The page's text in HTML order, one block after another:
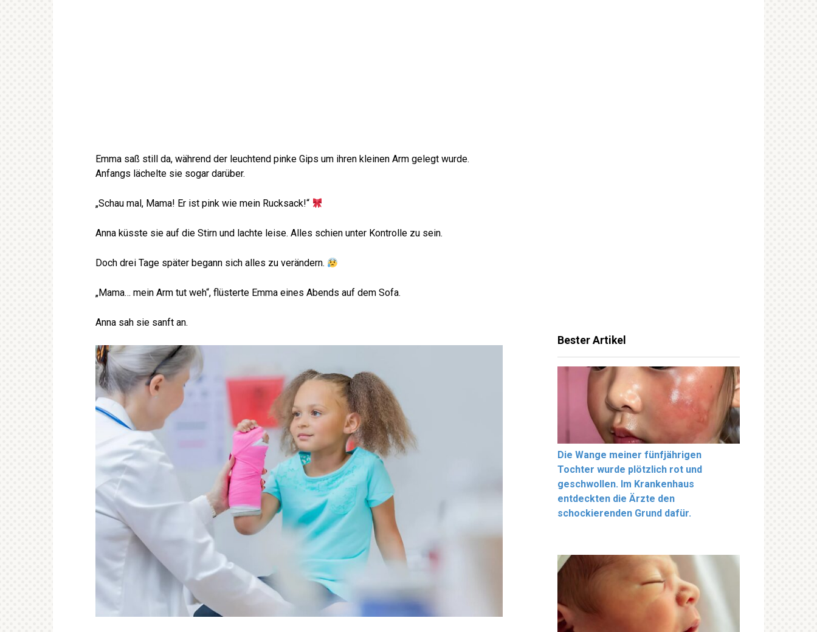
Emma saß still da, während der leuchtend pinke Gips um ihren kleinen Arm gelegt wurde.
Anfangs lächelte sie sogar darüber.
„Schau mal, Mama! Er ist pink wie mein Rucksack!“
Anna küsste sie auf die Stirn und lachte leise. Alles schien unter Kontrolle zu sein.
Doch drei Tage später begann sich alles zu verändern.
„Mama… mein Arm tut weh“, flüsterte Emma eines Abends auf dem Sofa.
Anna sah sie sanft an.
Bester Artikel
Die Wange meiner fünfjährigen
Tochter wurde plötzlich rot und
geschwollen. Im Krankenhaus
entdeckten die Ärzte den
schockierenden Grund dafür.